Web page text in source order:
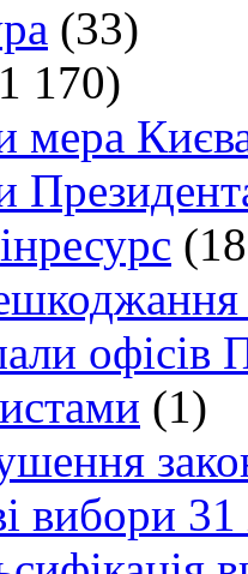
(33)
170)
мера
офісів
(1)
вибори